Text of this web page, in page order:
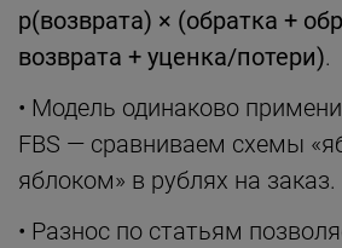
p(возврата) × (обратка +
возврата + уценка/потери).
• Модель одинаково
FBS — сравниваем схемы
яблоком» в рублях на заказ.
• Разнос по статьям